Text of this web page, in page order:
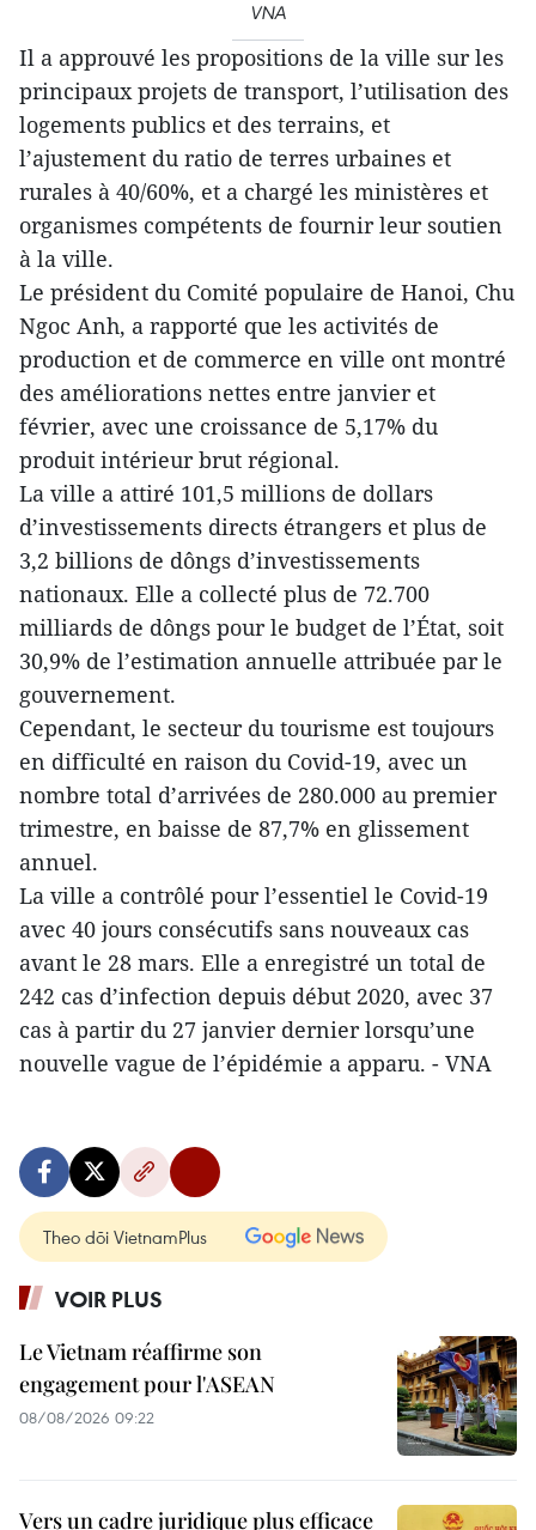
VNA
Il a approuvé les propositions de la ville sur les
principaux projets de transport, l’utilisation des
logements publics et des terrains, et
l’ajustement du ratio de terres urbaines et
rurales à 40/60%, et a chargé les ministères et
organismes compétents de fournir leur soutien
à la ville.
Le président du Comité populaire de Hanoi, Chu
Ngoc Anh, a rapporté que les activités de
production et de commerce en ville ont montré
des améliorations nettes entre janvier et
février, avec une croissance de 5,17% du
produit intérieur brut régional.
La ville a attiré 101,5 millions de dollars
d’investissements directs étrangers et plus de
3,2 billions de dôngs d’investissements
nationaux. Elle a collecté plus de 72.700
milliards de dôngs pour le budget de l’État, soit
30,9% de l’estimation annuelle attribuée par le
gouvernement.
Cependant, le secteur du tourisme est toujours
en difficulté en raison du Covid-19, avec un
nombre total d’arrivées de 280.000 au premier
trimestre, en baisse de 87,7% en glissement
annuel.
La ville a contrôlé pour l’essentiel le Covid-19
avec 40 jours consécutifs sans nouveaux cas
avant le 28 mars. Elle a enregistré un total de
242 cas d’infection depuis début 2020, avec 37
cas à partir du 27 janvier dernier lorsqu’une
nouvelle vague de l’épidémie a apparu. - VNA
Theo dõi VietnamPlus
VOIR PLUS
Le Vietnam réaffirme son
engagement pour l'ASEAN
08/08/2026 09:22
Vers un cadre juridique plus efficace